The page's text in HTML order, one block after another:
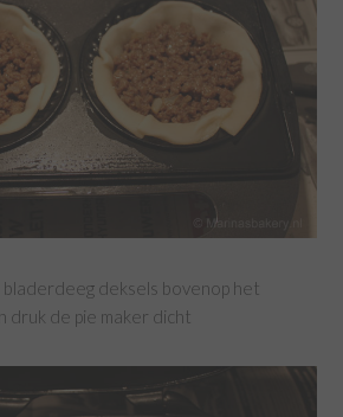
deksels bovenop het
druk de pie maker dicht